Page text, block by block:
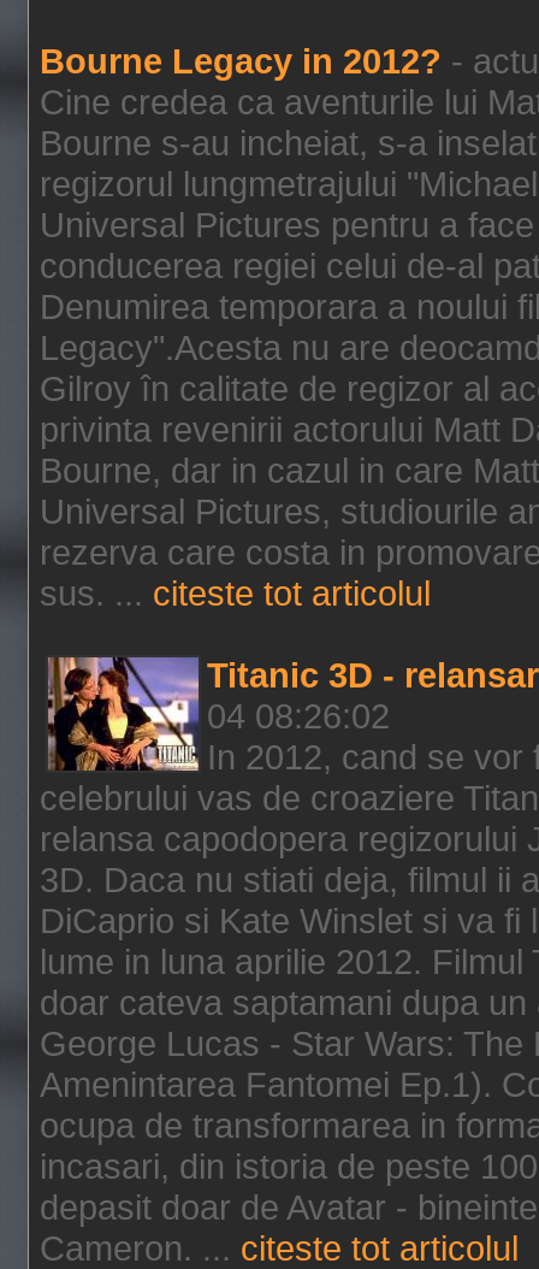
Bourne Legacy in 2012? -
Cine credea ca aventurile lui
Bourne s-au incheiat, s-a
regizorul lungmetrajului
Universal Pictures pentru a
conducerea regiei celui de-al
Denumirea temporara a noului
Legacy".Acesta nu are
Gilroy în calitate de regizor al
privinta revenirii actorului Matt
Bourne, dar in cazul in care
Universal Pictures, studiourile
rezerva care costa in
sus. ... citeste tot articolul
Titanic 3D -
04 08:26:02
In 2012, cand se
celebrului vas de croaziere
relansa capodopera regizorului
3D. Daca nu stiati deja, filmul ii
DiCaprio si Kate Winslet si va
lume in luna aprilie 2012.
doar cateva saptamani dupa
George Lucas - Star Wars:
Amenintarea Fantomei Ep.1).
ocupa de transformarea in
incasari, din istoria de peste
depasit doar de Avatar -
Cameron. ... citeste tot articolul